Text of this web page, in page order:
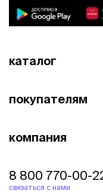
каталог
покупателям
компания
8 800 770-00-
связаться с нами